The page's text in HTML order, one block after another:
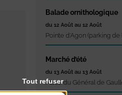
Balade ornithologique
du 12 Août au 12 Août
Pointe d'Agon (parking
Marché d’été
du 13 Août au 13 Août
Place du Général de
Tout refuser